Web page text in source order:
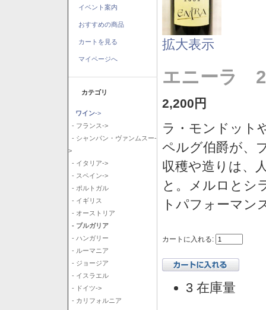
イベント案内
おすすめの商品
カートを見る
マイページへ
カテゴリ
ワイン->
- フランス->
- シャンパン・ヴァンムスー-
>
- イタリア->
- スペイン->
- ポルトガル
- イギリス
- オーストリア
- ブルガリア
- ハンガリー
- ルーマニア
- ジョージア
- イスラエル
- ドイツ->
- カリフォルニア
拡大表示
エニーラ
2,200円
ラ・モンドット
ペルグ伯爵が、
収穫や造りは、
と。メルロとシ
トパフォーマン
カートに入れる:
3 在庫量